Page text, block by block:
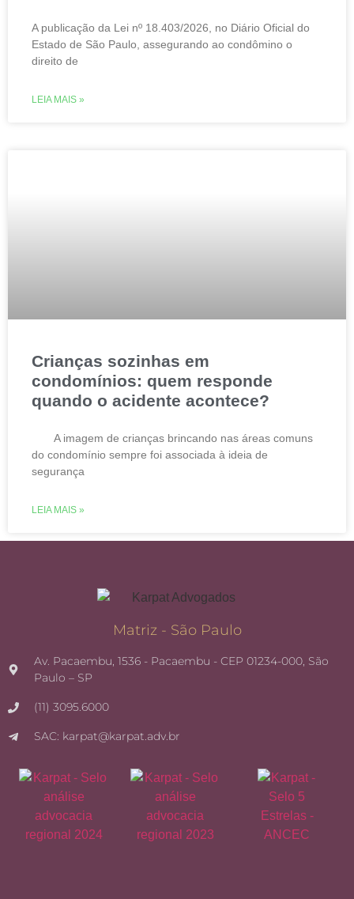
A publicação da Lei nº 18.403/2026, no Diário Oficial do
Estado de São Paulo, assegurando ao condômino o
direito de
LEIA MAIS »
Crianças sozinhas em
condomínios: quem responde
quando o acidente acontece?
A imagem de crianças brincando nas áreas comuns
do condomínio sempre foi associada à ideia de
segurança
LEIA MAIS »
Matriz - São Paulo
Av. Pacaembu, 1536 - Pacaembu - CEP 01234-000, São
Paulo – SP
(11) 3095.6000
SAC: karpat@karpat.adv.br